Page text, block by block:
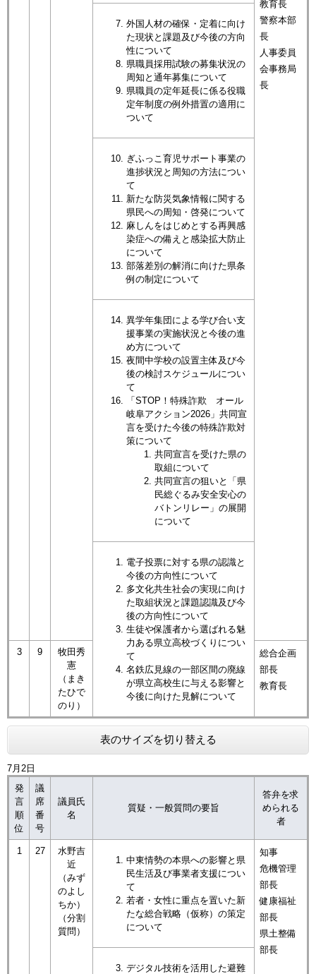
教育長
警察本部
長
人事委員
会事務局
長
外国人材の確保・定着に向け
た現状と課題及び今後の方向
性について
県職員採用試験の募集状況の
周知と通年募集について
県職員の定年延長に係る役職
定年制度の例外措置の適用に
ついて
ぎふっこ育児サポート事業の
進捗状況と周知の方法につい
て
新たな防災気象情報に関する
県民への周知・啓発について
麻しんをはじめとする再興感
染症への備えと感染拡大防止
について
部落差別の解消に向けた県条
例の制定について
異学年集団による学び合い支
援事業の実施状況と今後の進
め方について
夜間中学校の設置主体及び今
後の検討スケジュールについ
て
「STOP！特殊詐欺 オール
岐阜アクション2026」共同宣
言を受けた今後の特殊詐欺対
策について
共同宣言を受けた県の
取組について
共同宣言の狙いと「県
民総ぐるみ安全安心の
バトンリレー」の展開
について
電子投票に対する県の認識と
今後の方向性について
多文化共生社会の実現に向け
た取組状況と課題認識及び今
後の方向性について
生徒や保護者から選ばれる魅
力ある県立高校づくりについ
て
名鉄広見線の一部区間の廃線
が県立高校生に与える影響と
今後に向けた見解について
3 9
牧田秀
憲
（まき
たひで
のり）
総合企画
部長
教育長
表のサイズを切り替える
7月2日
発
言
順
位
議
席
番
号
議員氏
名
質疑・一般質問の要旨
答弁を求
められる
者
1 27
水野吉
近
（みず
のよし
ちか）
（分割
質問）
​中東情勢の本県への影響と県
民生活及び事業者支援につい
て
若者・女性に重点を置いた新
たな総合戦略（仮称）の策定
について
知事
危機管理
部長
健康福祉
部長
県土整備
部長
デジタル技術を活用した避難